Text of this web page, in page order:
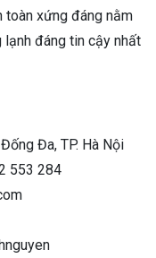
toàn xứng đáng nằm
đáng tin cậy nhất
Đa, TP. Hà Nội
553 284